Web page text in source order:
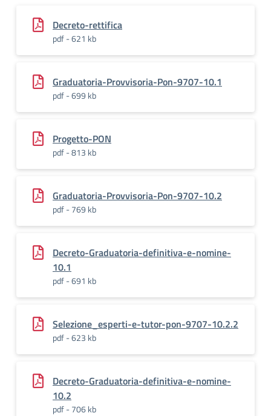
Decreto-rettifica
pdf - 621 kb
Graduatoria-Provvisoria-Pon-9707-10.1
pdf - 699 kb
Progetto-PON
pdf - 813 kb
Graduatoria-Provvisoria-Pon-9707-10.2
pdf - 769 kb
Decreto-Graduatoria-definitiva-e-nomine-
10.1
pdf - 691 kb
Selezione_esperti-e-tutor-pon-9707-10.2.2
pdf - 623 kb
Decreto-Graduatoria-definitiva-e-nomine-
10.2
pdf - 706 kb